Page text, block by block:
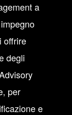
a
offrire
degli
per
e